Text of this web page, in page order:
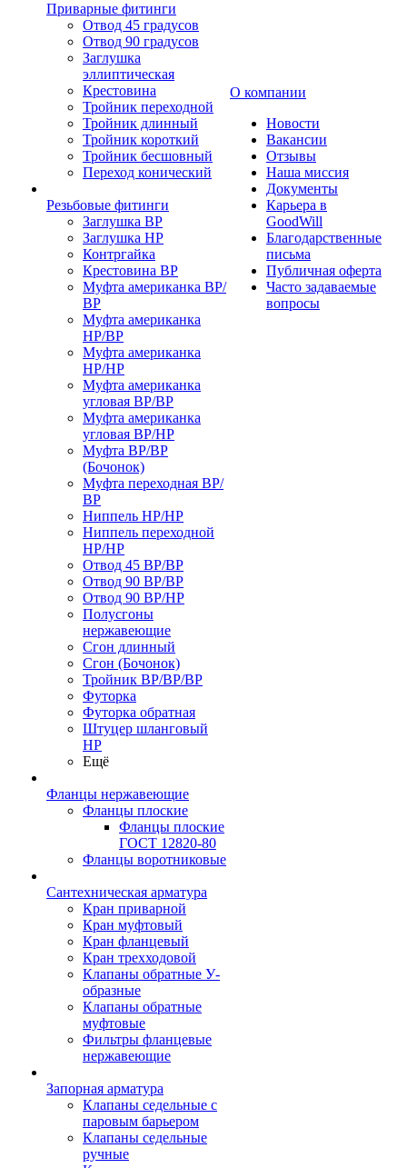
Приварные фитинги
Отвод 45 градусов
Отвод 90 градусов
Заглушка
эллиптическая
Крестовина
Тройник переходной
Тройник длинный
Тройник короткий
Тройник бесшовный
Переход конический
Резьбовые фитинги
Заглушка ВР
Заглушка НР
Контргайка
Крестовина ВР
Муфта американка ВР/
ВР
Муфта американка
НР/ВР
Муфта американка
НР/НР
Муфта американка
угловая ВР/ВР
Муфта американка
угловая ВР/НР
Муфта ВР/ВР
(Бочонок)
Муфта переходная ВР/
ВР
Ниппель НР/НР
Ниппель переходной
НР/НР
Отвод 45 ВР/ВР
Отвод 90 ВР/ВР
Отвод 90 ВР/НР
Полусгоны
нержавеющие
Сгон длинный
Сгон (Бочонок)
Тройник ВР/ВР/ВР
Футорка
Футорка обратная
Штуцер шланговый
НР
Ещё
Фланцы нержавеющие
Фланцы плоские
Фланцы плоские
ГОСТ 12820-80
Фланцы воротниковые
Сантехническая арматура
Кран приварной
Кран муфтовый
Кран фланцевый
Кран трехходовой
Клапаны обратные У-
образные
Клапаны обратные
муфтовые
Фильтры фланцевые
нержавеющие
Запорная арматура
Клапаны седельные с
паровым барьером
Клапаны седельные
ручные
О компании
Новости
Вакансии
Отзывы
Наша миссия
Документы
Карьера в
GoodWill
Благодарственные
письма
Публичная оферта
Часто задаваемые
вопросы